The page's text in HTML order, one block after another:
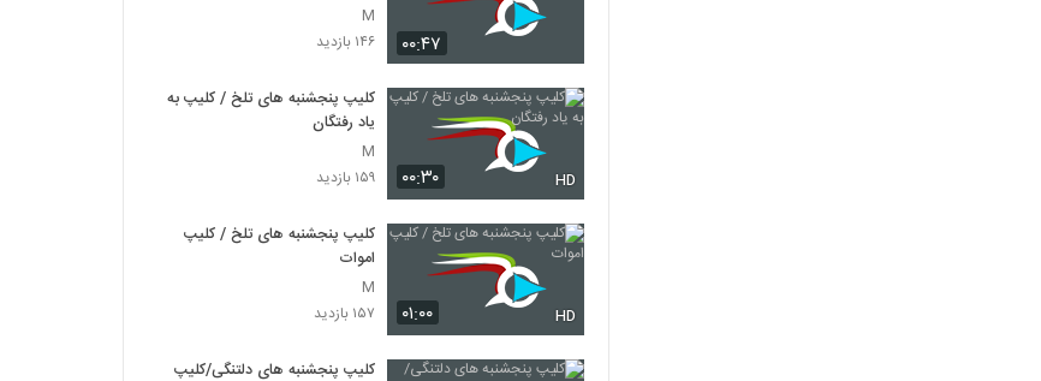
۰۰:۴۷
M
۱۴۶ بازدید
۰۰:۳۰ HD
کلیپ پنجشنبه های تلخ / کلیپ به
یاد رفتگان
M
۱۵۹ بازدید
۰۱:۰۰ HD
کلیپ پنجشنبه های تلخ / کلیپ
اموات
M
۱۵۷ بازدید
کلیپ پنجشنبه های دلتنگی/کلیپ